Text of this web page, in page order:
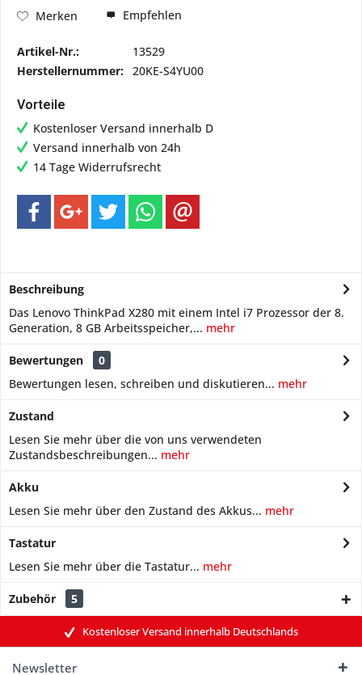
Merken Empfehlen
Artikel-Nr.:
13529
Herstellernummer: 20KE-S4YU00
Vorteile
Kostenloser Versand innerhalb D
Versand innerhalb von 24h
14 Tage Widerrufsrecht
Beschreibung
Das Lenovo ThinkPad X280 mit einem Intel i7 Prozessor der 8.
Generation, 8 GB Arbeitsspeicher,... mehr
Bewertungen
0
Bewertungen lesen, schreiben und diskutieren... mehr
Zustand
Lesen Sie mehr über die von uns verwendeten
Zustandsbeschreibungen... mehr
Akku
Lesen Sie mehr über den Zustand des Akkus... mehr
Tastatur
Lesen Sie mehr über die Tastatur... mehr
Zubehör 5
Kostenloser Versand innerhalb Deutschlands
Newsletter